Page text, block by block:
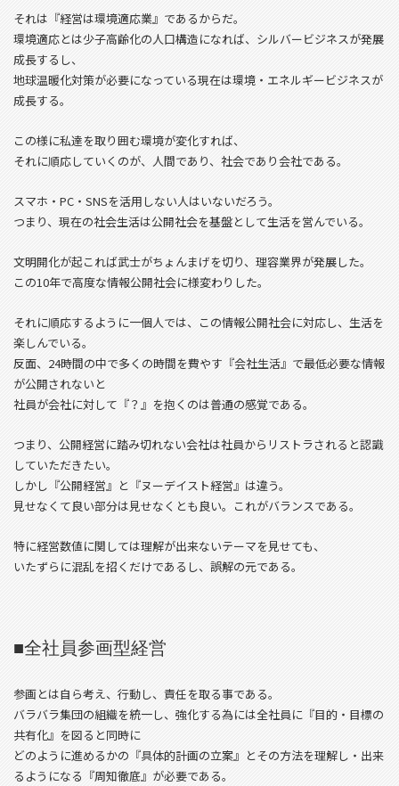
それは『経営は環境適応業』であるからだ。
環境適応とは少子高齢化の人口構造になれば、シルバービジネスが発展
成長するし、
地球温暖化対策が必要になっている現在は環境・エネルギービジネスが
成長する。
この様に私達を取り囲む環境が変化すれば、
それに順応していくのが、人間であり、社会であり会社である。
スマホ・PC・SNSを活用しない人はいないだろう。
つまり、現在の社会生活は公開社会を基盤として生活を営んでいる。
文明開化が起これば武士がちょんまげを切り、理容業界が発展した。
この10年で高度な情報公開社会に様変わりした。
それに順応するように一個人では、この情報公開社会に対応し、生活を
楽しんでいる。
反面、24時間の中で多くの時間を費やす『会社生活』で最低必要な情報
が公開されないと
社員が会社に対して『？』を抱くのは普通の感覚である。
つまり、公開経営に踏み切れない会社は社員からリストラされると認識
していただきたい。
しかし『公開経営』と『ヌーデイスト経営』は違う。
見せなくて良い部分は見せなくとも良い。これがバランスである。
特に経営数値に関しては理解が出来ないテーマを見せても、
いたずらに混乱を招くだけであるし、誤解の元である。
■全社員参画型経営
参画とは自ら考え、行動し、責任を取る事である。
バラバラ集団の組織を統一し、強化する為には全社員に『目的・目標の
共有化』を図ると同時に
どのように進めるかの『具体的計画の立案』とその方法を理解し・出来
るようになる『周知徹底』が必要である。